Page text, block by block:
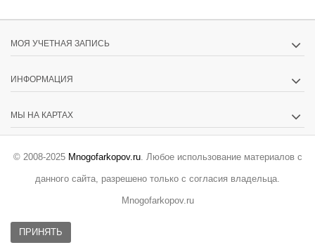
МОЯ УЧЕТНАЯ ЗАПИСЬ
ИНФОРМАЦИЯ
МЫ НА КАРТАХ
© 2008-2025 Mnogofarkopov.ru. Любое использование материалов с
данного сайта, разрешено только с согласия владельца.
Mnogofarkopov.ru
ПРИНЯТЬ